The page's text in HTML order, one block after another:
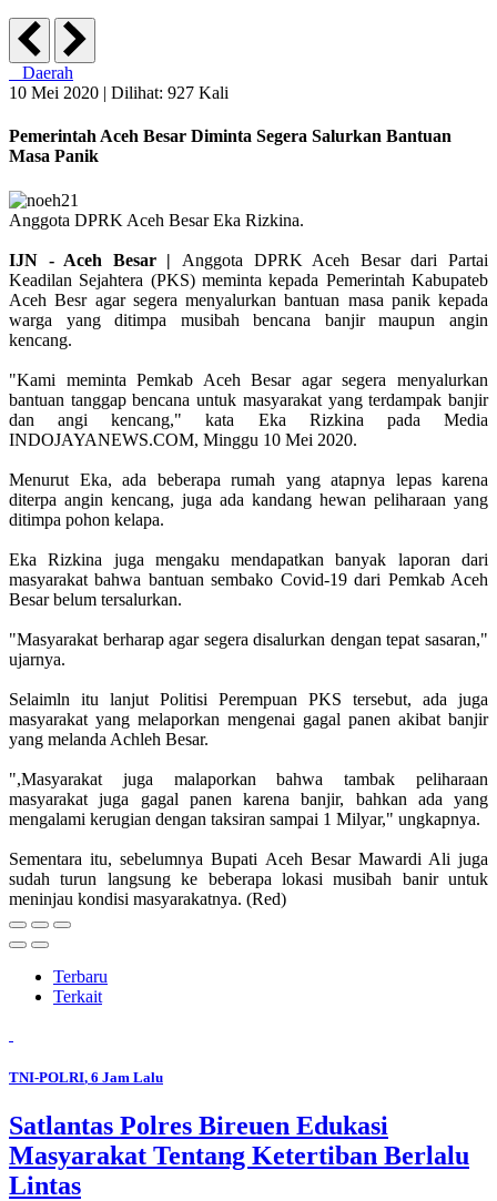
Daerah
10 Mei 2020 | Dilihat: 927 Kali
Pemerintah Aceh Besar Diminta Segera Salurkan Bantuan
Masa Panik
Anggota DPRK Aceh Besar Eka Rizkina.
IJN - Aceh Besar | Anggota DPRK Aceh Besar dari Partai
Keadilan Sejahtera (PKS) meminta kepada Pemerintah Kabupateb
Aceh Besr agar segera menyalurkan bantuan masa panik kepada
warga yang ditimpa musibah bencana banjir maupun angin
kencang.
"Kami meminta Pemkab Aceh Besar agar segera menyalurkan
bantuan tanggap bencana untuk masyarakat yang terdampak banjir
dan angi kencang," kata Eka Rizkina pada Media
INDOJAYANEWS.COM, Minggu 10 Mei 2020.
Menurut Eka, ada beberapa rumah yang atapnya lepas karena
diterpa angin kencang, juga ada kandang hewan peliharaan yang
ditimpa pohon kelapa.
Eka Rizkina juga mengaku mendapatkan banyak laporan dari
masyarakat bahwa bantuan sembako Covid-19 dari Pemkab Aceh
Besar belum tersalurkan.
"Masyarakat berharap agar segera disalurkan dengan tepat sasaran,"
ujarnya.
Selaimln itu lanjut Politisi Perempuan PKS tersebut, ada juga
masyarakat yang melaporkan mengenai gagal panen akibat banjir
yang melanda Achleh Besar.
",Masyarakat juga malaporkan bahwa tambak peliharaan
masyarakat juga gagal panen karena banjir, bahkan ada yang
mengalami kerugian dengan taksiran sampai 1 Milyar," ungkapnya.
Sementara itu, sebelumnya Bupati Aceh Besar Mawardi Ali juga
sudah turun langsung ke beberapa lokasi musibah banir untuk
meninjau kondisi masyarakatnya. (Red)
Terbaru
Terkait
TNI-POLRI, 6 Jam Lalu
Satlantas Polres Bireuen Edukasi
Masyarakat Tentang Ketertiban Berlalu
Lintas